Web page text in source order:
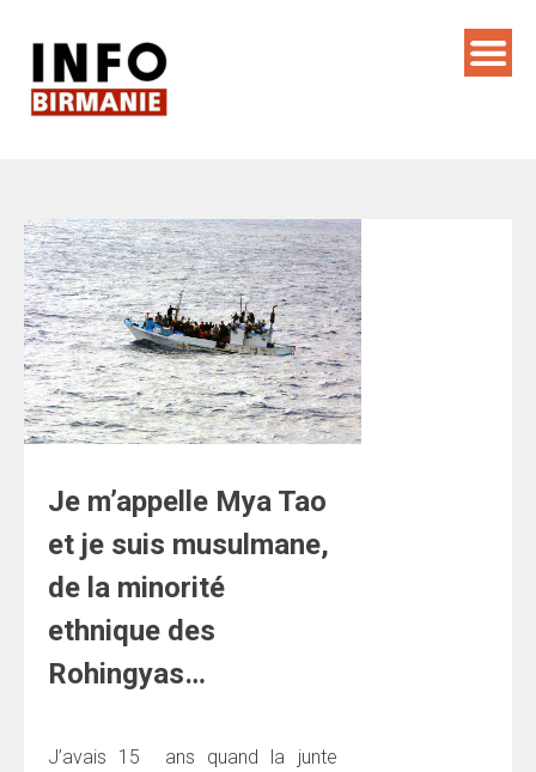
Je m’appelle Mya Tao
et je suis musulmane,
de la minorité
ethnique des
Rohingyas…
J’avais 15 ans quand la junte